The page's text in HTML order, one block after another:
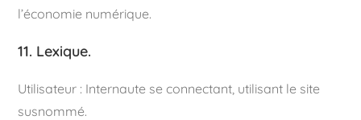
l’économie numérique.
11. Lexique.
Utilisateur : Internaute se connectant, utilisant le site
susnommé.